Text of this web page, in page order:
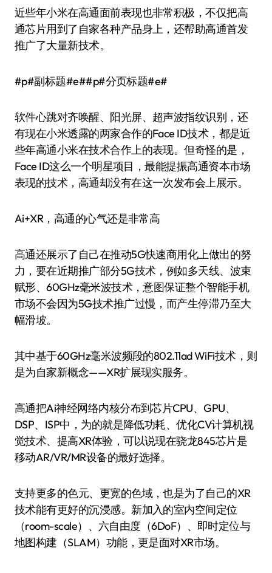
近些年小米在高通面前表现也非常积极，不仅把高
通芯片用到了自家各种产品身上，还帮助高通首发
推广了大量新技术。
#p#副标题#e##p#分页标题#e#
软件心跳对齐唤醒、阳光屏、超声波指纹识别，还
有现在小米透露的两家合作的Face ID技术，都是近
些年高通小米在技术合作上的表现。但奇怪的是，
Face ID这么一个明星项目，最能提振高通资本市场
表现的技术，高通却没有在这一次发布会上展示。
Ai+XR，高通的心气还是非常高
高通还展示了自己在推动5G快速商用化上做出的努
力，要在近期推广部分5G技术，例如多天线、波束
赋形、60GHz毫米波技术，意图保证整个智能手机
市场不会因为5G技术推广过慢，而产生停滞乃至大
幅滑坡。
其中基于60GHz毫米波频段的802.11ad WiFi技术，则
是为自家新概念——XR扩展现实服务。
高通把Ai神经网络内核分布到芯片CPU、GPU、
DSP、ISP中，为的就是降低功耗、优化CV计算机视
觉技术、提高XR体验，可以说现在骁龙845芯片是
移动AR/VR/MR设备的最好选择。
支持更多的色元、更宽的色域，也是为了自己的XR
技术能有更好的沉浸感。新加入的室内空间定位
（room-scale）、六自由度（6DoF）、即时定位与
地图构建（SLAM）功能，更是面对XR市场。